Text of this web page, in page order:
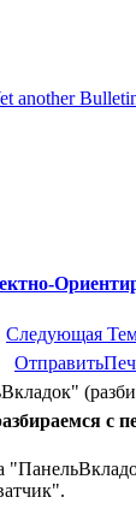
Следующая
Отправить
с